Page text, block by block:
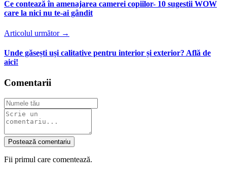
Ce contează în amenajarea camerei copiilor- 10 sugestii WOW
care la nici nu te-ai gândit
Articolul următor →
Unde găsești uși calitative pentru interior și exterior? Află de
aici!
Comentarii
Postează comentariu
Fii primul care comentează.